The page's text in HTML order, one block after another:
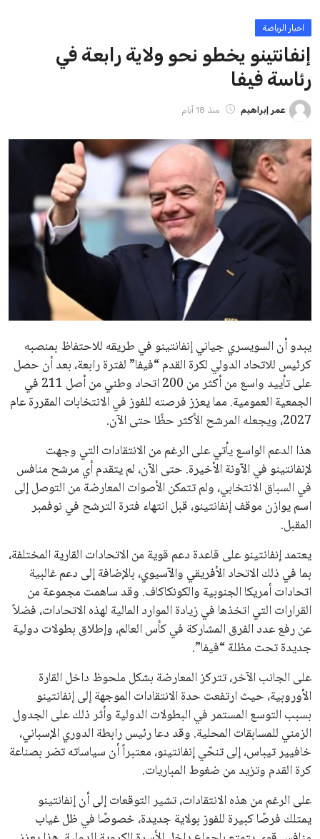
ايوا مصر
الاخبار الشائعة
إنفانتينو يخطو نحو ولاية رابعة في رئاسة فيفا
عمر إبراهيم
مستثمر هندي بريطاني يسعى لامتلاك حصة
عمر إبراهيم 22 يوليو 2026
تحقق من قهوتك المغشوشة 7 علامات تدل
على جودتها قبل أول رشفة
خالد فؤاد 18 يوليو 2026
القائمة البريدية
انضم إلى قائمة المشتركين لدينا لتحصل على أحدث الأخبار، التحديثات
والعروض الخاصة مباشرة في صندوق بريدك
اشتراك
جميع الحقوق محفوظة لموقعنا ايوا مصر